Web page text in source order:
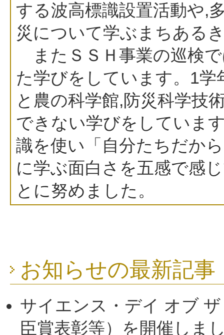
する波高標識設置活動や,
災について学ぶまちある
またＳＳＨ事業の巡検
た学びをしています。1学
と農の科学館,防災科学技
できない学びをしていま
識を使い「自分たちだか
に学ぶ面白さを五感で感
とに努めました。
お知らせの最新記事
サイエンス・デイ オブ
臣賞表彰等）を開催しま